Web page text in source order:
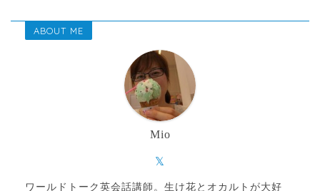
ABOUT ME
Mio
ワールドトーク英会話講師。生け花とオカルトが大好